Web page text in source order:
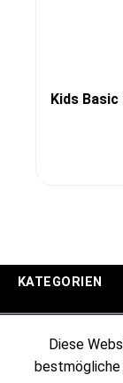
Kids
KATEGORIEN
Diese
bestmögliche